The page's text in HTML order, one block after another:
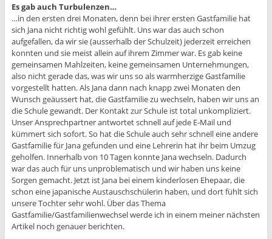
Es gab auch Turbulenzen…
…in den ersten drei Monaten, denn bei ihrer ersten Gastfamilie hat
sich Jana nicht richtig wohl gefühlt. Uns war das auch schon
aufgefallen, da wir sie (ausserhalb der Schulzeit) jederzeit erreichen
konnten und sie meist allein auf ihrem Zimmer war. Es gab keine
gemeinsamen Mahlzeiten, keine gemeinsamen Unternehmungen,
also nicht gerade das, was wir uns so als warmherzige Gastfamilie
vorgestellt hatten. Als Jana dann nach knapp zwei Monaten den
Wunsch geäussert hat, die Gastfamilie zu wechseln, haben wir uns an
die Schule gewandt. Der Kontakt zur Schule ist total unkompliziert.
Unser Ansprechpartner antwortet schnell auf jede E-Mail und
kümmert sich sofort. So hat die Schule auch sehr schnell eine andere
Gastfamilie für Jana gefunden und eine Lehrerin hat ihr beim Umzug
geholfen. Innerhalb von 10 Tagen konnte Jana wechseln. Dadurch
war das auch für uns unproblematisch und wir haben uns keine
Sorgen gemacht. Jetzt ist Jana bei einem kinderlosen Ehepaar, die
schon eine japanische Austauschschülerin haben, und dort fühlt sich
unsere Tochter sehr wohl. Über das Thema
Gastfamilie/Gastfamilienwechsel werde ich in einem meiner nächsten
Artikel noch genauer berichten.